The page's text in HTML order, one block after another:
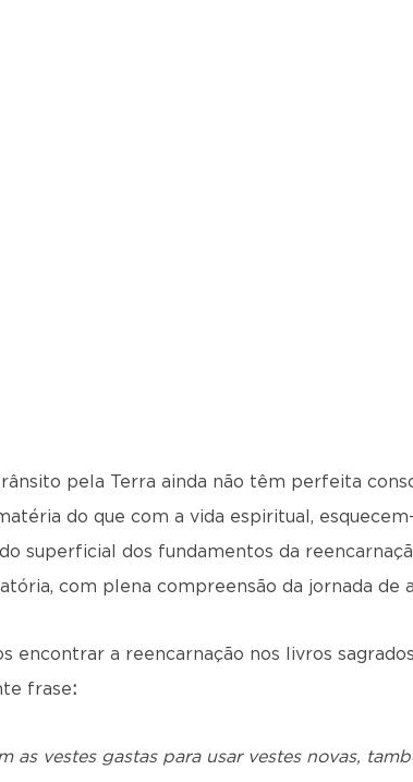
pela Terra ainda não têm perfeita
do que com a vida espiritual,
superficial dos fundamentos da
com plena compreensão da jornada de
encontrar a reencarnação nos livros
frase:
as vestes gastas para usar vestes novas,